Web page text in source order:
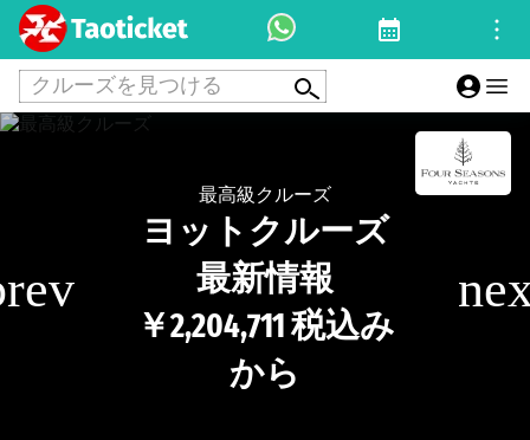
クルーズを見つける
最高級クルーズ
ヨットクルーズ
最新情報
￥2,204,711 税込み
から